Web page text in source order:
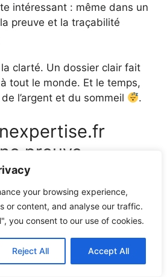
your browsing experience,
or content, and analyse our traffic.
you consent to our use of cookies.
Reject All Accept All
intéressant : même dans un
preuve et la traçabilité
la clarté. Un dossier clair fait
tout le monde. Et le temps,
l’argent et du sommeil
.
preuve
d’une
d’expertise ?
plateforme expertise est de
de dépôt datée. Dans un
ou assurance, cet
fixer la chronologie (ex :